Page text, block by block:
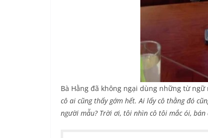
Bà Hằng đã không ngại dùng những từ
cô ai cũng thấy gớm hết. Ai lấy cô thằng đó
người mẫu? Trời ơi, tôi nhìn cô tôi mắc ói,